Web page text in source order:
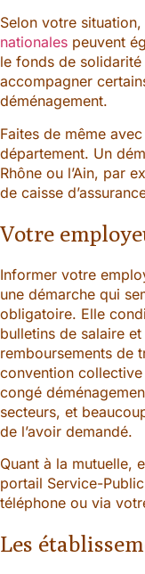
Selon votre situation,
nationales peuvent
le fonds de
accompagner
déménagement.
Faites de même
département. Un
Rhône ou l’Ain, par
de caisse
Votre
Informer votre
une démarche qui
obligatoire. Elle
bulletins de salaire
remboursements de
convention
congé
secteurs, et
de l’avoir demandé.
Quant à la mutuelle,
portail Service-
téléphone ou via
Les